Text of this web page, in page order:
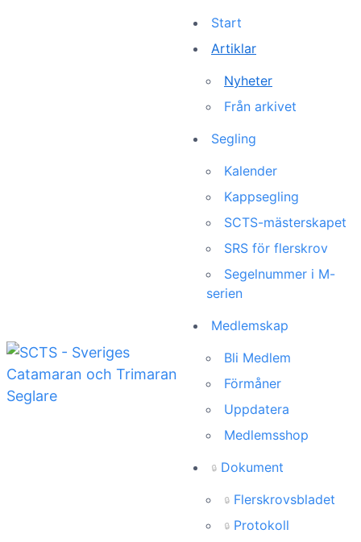
Start
Artiklar
Nyheter
Från arkivet
Segling
Kalender
Kappsegling
SCTS-mästerskapet
SRS för flerskrov
Segelnummer i M-
serien
Medlemskap
Bli Medlem
Förmåner
Uppdatera
Medlemsshop
🔒 Dokument
🔒 Flerskrovsbladet
🔒 Protokoll